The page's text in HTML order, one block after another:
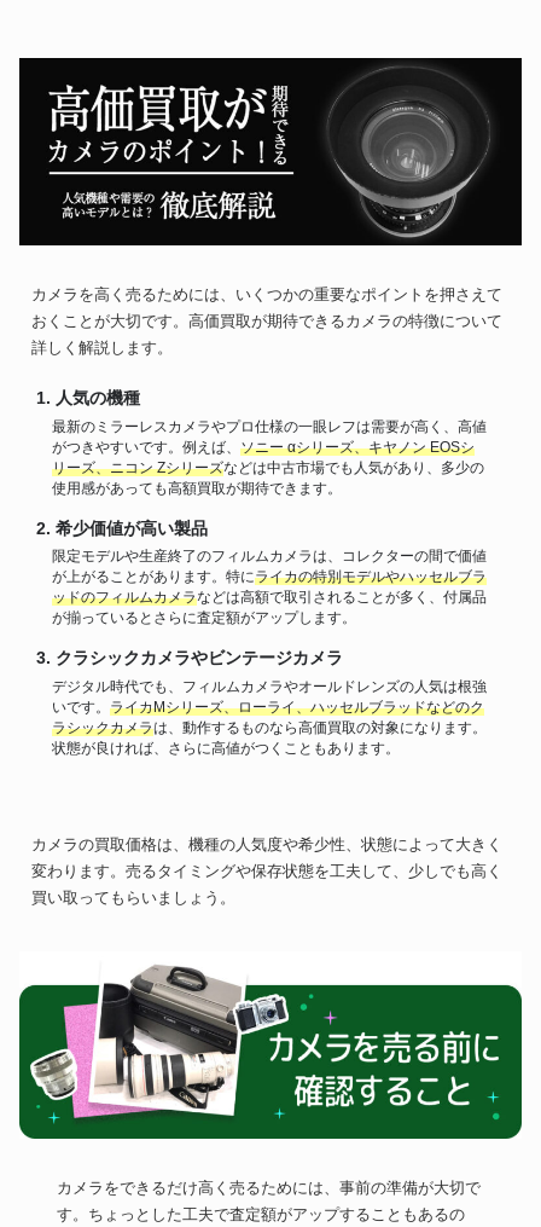
カメラを高く売るためには、いくつかの重要なポイントを押さえて
おくことが大切です。高価買取が期待できるカメラの特徴について
詳しく解説します。
人気の機種
最新のミラーレスカメラやプロ仕様の一眼レフは需要が高く、高値
がつきやすいです。例えば、ソニー αシリーズ、キヤノン EOSシ
リーズ、ニコン Zシリーズなどは中古市場でも人気があり、多少の
使用感があっても高額買取が期待できます。
希少価値が高い製品
限定モデルや生産終了のフィルムカメラは、コレクターの間で価値
が上がることがあります。特にライカの特別モデルやハッセルブラ
ッドのフィルムカメラなどは高額で取引されることが多く、付属品
が揃っているとさらに査定額がアップします。
クラシックカメラやビンテージカメラ
デジタル時代でも、フィルムカメラやオールドレンズの人気は根強
いです。ライカMシリーズ、ローライ、ハッセルブラッドなどのク
ラシックカメラは、動作するものなら高価買取の対象になります。
状態が良ければ、さらに高値がつくこともあります。
カメラの買取価格は、機種の人気度や希少性、状態によって大きく
変わります。売るタイミングや保存状態を工夫して、少しでも高く
買い取ってもらいましょう。
カメラをできるだけ高く売るためには、事前の準備が大切で
す。ちょっとした工夫で査定額がアップすることもあるの